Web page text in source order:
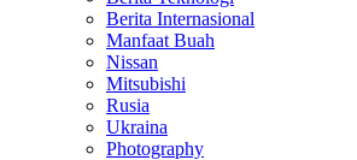
Berita Internasional
Manfaat Buah
Nissan
Mitsubishi
Rusia
Ukraina
Photography